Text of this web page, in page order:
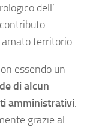
dell’
territorio.
essendo un
di alcun
amministrativi.
grazie al